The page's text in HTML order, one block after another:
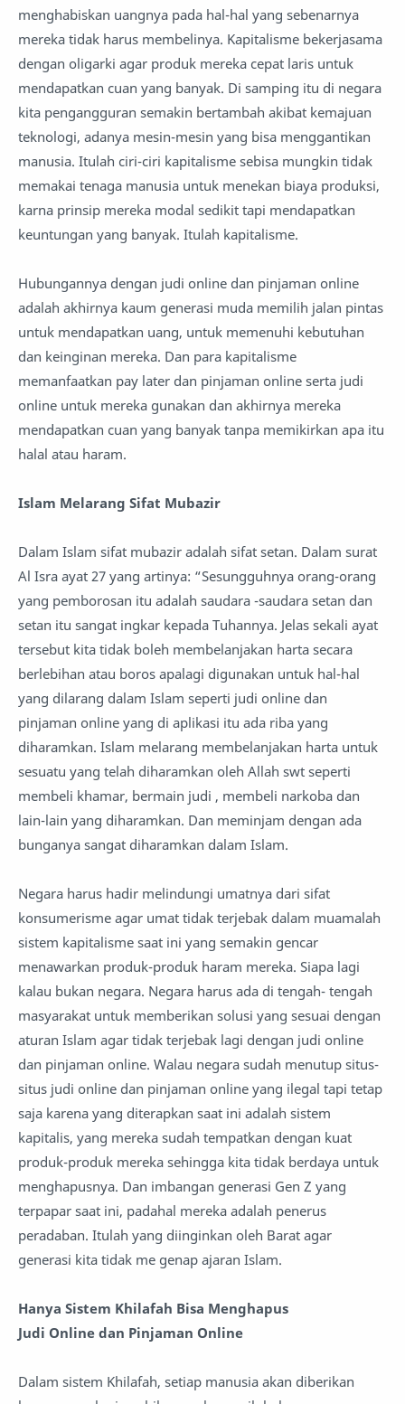
menghabiskan uangnya pada hal-hal yang sebenarnya
mereka tidak harus membelinya. Kapitalisme bekerjasama
dengan oligarki agar produk mereka cepat laris untuk
mendapatkan cuan yang banyak. Di samping itu di negara
kita pengangguran semakin bertambah akibat kemajuan
teknologi, adanya mesin-mesin yang bisa menggantikan
manusia. Itulah ciri-ciri kapitalisme sebisa mungkin tidak
memakai tenaga manusia untuk menekan biaya produksi,
karna prinsip mereka modal sedikit tapi mendapatkan
keuntungan yang banyak. Itulah kapitalisme.
Hubungannya dengan judi online dan pinjaman online
adalah akhirnya kaum generasi muda memilih jalan pintas
untuk mendapatkan uang, untuk memenuhi kebutuhan
dan keinginan mereka. Dan para kapitalisme
memanfaatkan pay later dan pinjaman online serta judi
online untuk mereka gunakan dan akhirnya mereka
mendapatkan cuan yang banyak tanpa memikirkan apa itu
halal atau haram.
Islam Melarang Sifat Mubazir
Dalam Islam sifat mubazir adalah sifat setan. Dalam surat
Al Isra ayat 27 yang artinya: “Sesungguhnya orang-orang
yang pemborosan itu adalah saudara -saudara setan dan
setan itu sangat ingkar kepada Tuhannya. Jelas sekali ayat
tersebut kita tidak boleh membelanjakan harta secara
berlebihan atau boros apalagi digunakan untuk hal-hal
yang dilarang dalam Islam seperti judi online dan
pinjaman online yang di aplikasi itu ada riba yang
diharamkan. Islam melarang membelanjakan harta untuk
sesuatu yang telah diharamkan oleh Allah swt seperti
membeli khamar, bermain judi , membeli narkoba dan
lain-lain yang diharamkan. Dan meminjam dengan ada
bunganya sangat diharamkan dalam Islam.
Negara harus hadir melindungi umatnya dari sifat
konsumerisme agar umat tidak terjebak dalam muamalah
sistem kapitalisme saat ini yang semakin gencar
menawarkan produk-produk haram mereka. Siapa lagi
kalau bukan negara. Negara harus ada di tengah- tengah
masyarakat untuk memberikan solusi yang sesuai dengan
aturan Islam agar tidak terjebak lagi dengan judi online
dan pinjaman online. Walau negara sudah menutup situs-
situs judi online dan pinjaman online yang ilegal tapi tetap
saja karena yang diterapkan saat ini adalah sistem
kapitalis, yang mereka sudah tempatkan dengan kuat
produk-produk mereka sehingga kita tidak berdaya untuk
menghapusnya. Dan imbangan generasi Gen Z yang
terpapar saat ini, padahal mereka adalah penerus
peradaban. Itulah yang diinginkan oleh Barat agar
generasi kita tidak me genap ajaran Islam.
Hanya Sistem Khilafah Bisa Menghapus
Judi Online dan Pinjaman Online
Dalam sistem Khilafah, setiap manusia akan diberikan